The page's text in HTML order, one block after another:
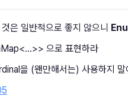
은 일반적으로 좋지 않으니
으로 표현하라
을 (왠만해서는) 사용하지